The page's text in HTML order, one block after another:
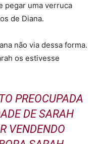
pegar uma verruca
de Diana.
não via dessa forma.
os estivesse
PREOCUPADA
DE SARAH
VENDENDO